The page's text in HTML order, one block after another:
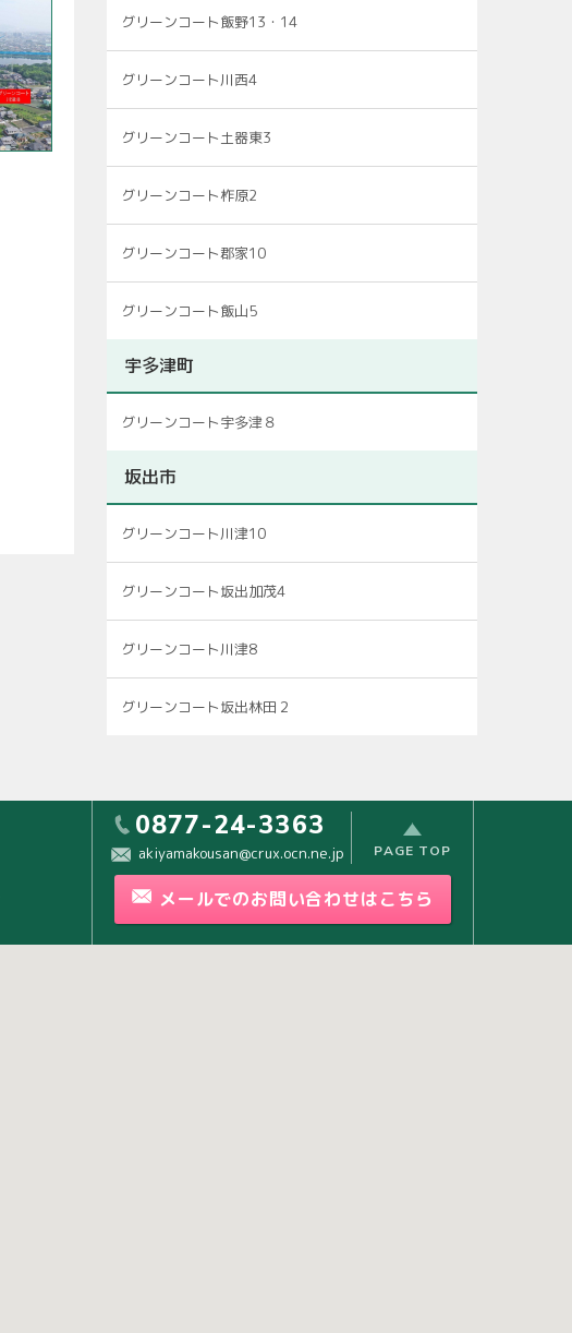
グリーンコート飯野13・14
グリーンコート川西4
グリーンコート土器東3
グリーンコート柞原2
グリーンコート郡家10
グリーンコート飯山5
宇多津町
グリーンコート宇多津８
坂出市
グリーンコート川津10
グリーンコート坂出加茂4
グリーンコート川津8
グリーンコート坂出林田２
0877-24-3363
akiyamakousan@crux.ocn.ne.jp
メールでのお問い合わせはこちら
PAGE TOP